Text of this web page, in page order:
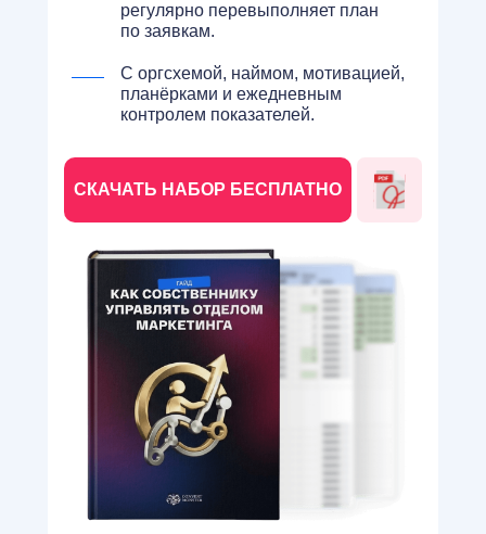
С оргсхемой, наймом, мотивацией,
планёрками и ежедневным
контролем показателей.
регулярно перевыполняет план
по заявкам.
СКАЧАТЬ НАБОР БЕСПЛАТНО